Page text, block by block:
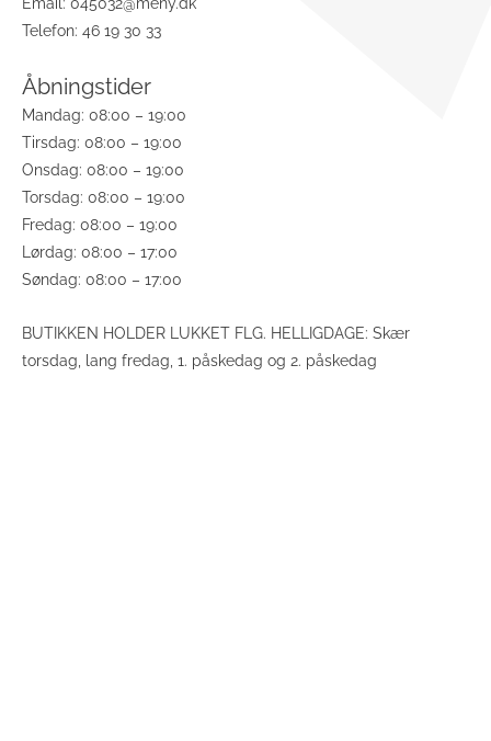
Email: 045032@meny.dk
Telefon: 46 19 30 33
Åbningstider
Mandag: 08:00 – 19:00
Tirsdag: 08:00 – 19:00
Onsdag: 08:00 – 19:00
Torsdag: 08:00 – 19:00
Fredag: 08:00 – 19:00
Lørdag: 08:00 – 17:00
Søndag: 08:00 – 17:00
BUTIKKEN HOLDER LUKKET FLG. HELLIGDAGE: Skær
torsdag, lang fredag, 1. påskedag og 2. påskedag